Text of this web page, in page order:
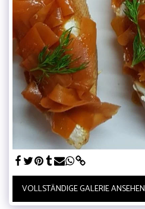
VOLLSTÄNDIGE GALERIE ANSEHEN